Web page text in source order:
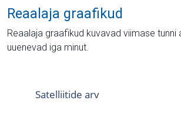
Reaalaja graafikud
Reaalaja graafikud kuvavad viimase tunni
uuenevad iga minut.